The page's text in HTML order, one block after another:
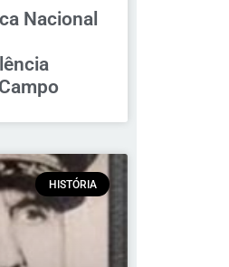
Nacional
HISTÓRIA